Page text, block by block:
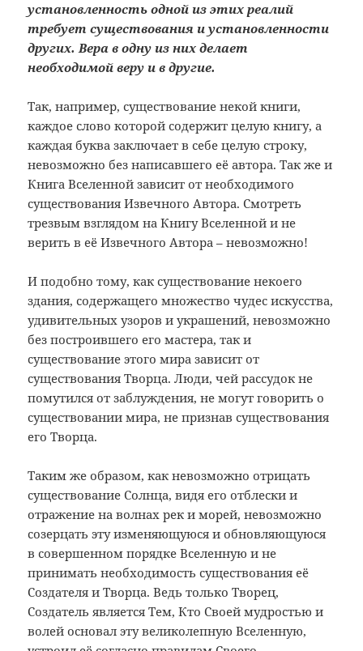
установленность одной из этих реалий
требует существования и установленности
других. Вера в одну из них делает
необходимой веру и в другие.
Так, например, существование некой книги,
каждое слово которой содержит целую книгу, а
каждая буква заключает в себе целую строку,
невозможно без написавшего её автора. Так же и
Книга Вселенной зависит от необходимого
существования Извечного Автора. Смотреть
трезвым взглядом на Книгу Вселенной и не
верить в её Извечного Автора – невозможно!
И подобно тому, как существование некоего
здания, содержащего множество чудес искусства,
удивительных узоров и украшений, невозможно
без построившего его мастера, так и
существование этого мира зависит от
существования Творца. Люди, чей рассудок не
помутился от заблуждения, не могут говорить о
существовании мира, не признав существования
его Творца.
Таким же образом, как невозможно отрицать
существование Солнца, видя его отблески и
отражение на волнах рек и морей, невозможно
созерцать эту изменяющуюся и обновляющуюся
в совершенном порядке Вселенную и не
принимать необходимость существования её
Создателя и Творца. Ведь только Творец,
Создатель является Тем, Кто Своей мудростью и
волей основал эту великолепную Вселенную,